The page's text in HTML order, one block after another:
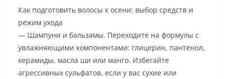
Как подготовить волосы к осени: выбор средств и
режим ухода
— Шампуни и бальзамы. Переходите на формулы с
увлажняющими компонентами: глицерин, пантенол,
керамиды, масла ши или манго. Избегайте
агрессивных сульфатов, если у вас сухие или